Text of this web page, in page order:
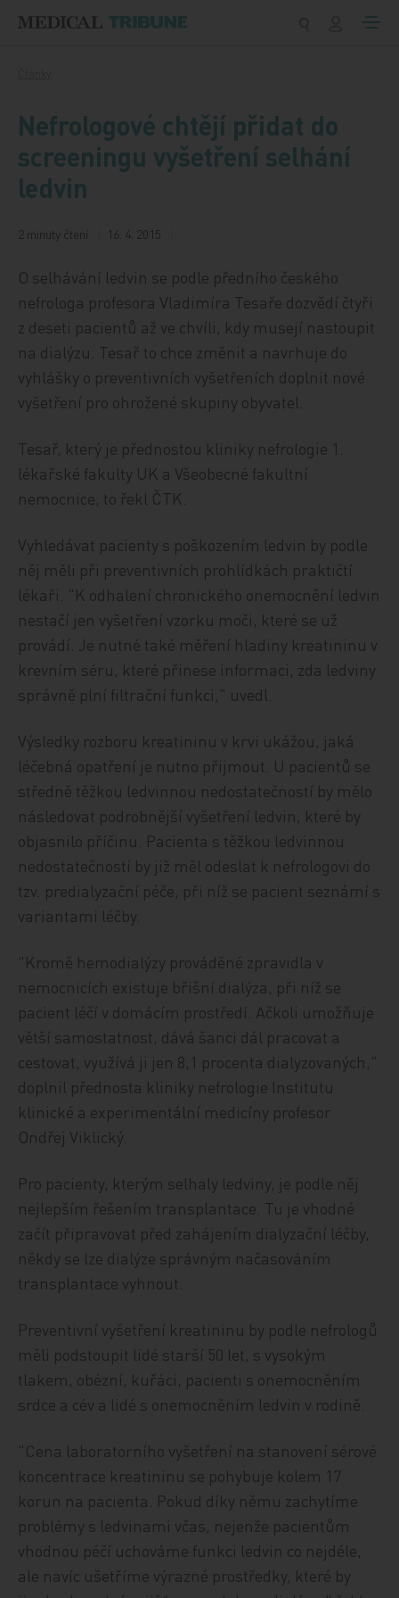
Nefrologové chtějí přidat do
screeningu vyšetření selhání
ledvin
2 minuty čtení 16. 4. 2015
O selhávání ledvin se podle předního českého
nefrologa profesora Vladimíra Tesaře dozvědí čtyři
z deseti pacientů až ve chvíli, kdy musejí nastoupit
na dialýzu. Tesař to chce změnit a navrhuje do
vyhlášky o preventivních vyšetřeních doplnit nové
vyšetření pro ohrožené skupiny obyvatel.
Tesař, který je přednostou kliniky nefrologie 1.
lékařské fakulty UK a Všeobecné fakultní
nemocnice, to řekl ČTK.
Vyhledávat pacienty s poškozením ledvin by podle
něj měli při preventivních prohlídkách praktičtí
lékaři. "K odhalení chronického onemocnění ledvin
nestačí jen vyšetření vzorku moči, které se už
provádí. Je nutné také měření hladiny kreatininu v
krevním séru, které přinese informaci, zda ledviny
správně plní filtrační funkci," uvedl.
Výsledky rozboru kreatininu v krvi ukážou, jaká
léčebná opatření je nutno přijmout. U pacientů se
středně těžkou ledvinnou nedostatečností by mělo
následovat podrobnější vyšetření ledvin, které by
objasnilo příčinu. Pacienta s těžkou ledvinnou
nedostatečností by již měl odeslat k nefrologovi do
tzv. predialyzační péče, při níž se pacient seznámí s
variantami léčby.
"Kromě hemodialýzy prováděné zpravidla v
nemocnicích existuje břišní dialýza, při níž se
pacient léčí v domácím prostředí. Ačkoli umožňuje
větší samostatnost, dává šanci dál pracovat a
cestovat, využívá ji jen 8,1 procenta dialyzovaných,"
doplnil přednosta kliniky nefrologie Institutu
klinické a experimentální medicíny profesor
Ondřej Viklický.
Pro pacienty, kterým selhaly ledviny, je podle něj
nejlepším řešením transplantace. Tu je vhodné
začít připravovat před zahájením dialyzační léčby,
někdy se lze dialýze správným načasováním
transplantace vyhnout.
Preventivní vyšetření kreatininu by podle nefrologů
měli podstoupit lidé starší 50 let, s vysokým
tlakem, obézní, kuřáci, pacienti s onemocněním
srdce a cév a lidé s onemocněním ledvin v rodině.
"Cena laboratorního vyšetření na stanovení sérové
koncentrace kreatininu se pohybuje kolem 17
korun na pacienta. Pokud díky němu zachytíme
problémy s ledvinami včas, nejenže pacientům
vhodnou péčí uchováme funkci ledvin co nejdéle,
ale navíc ušetříme výrazné prostředky, které by